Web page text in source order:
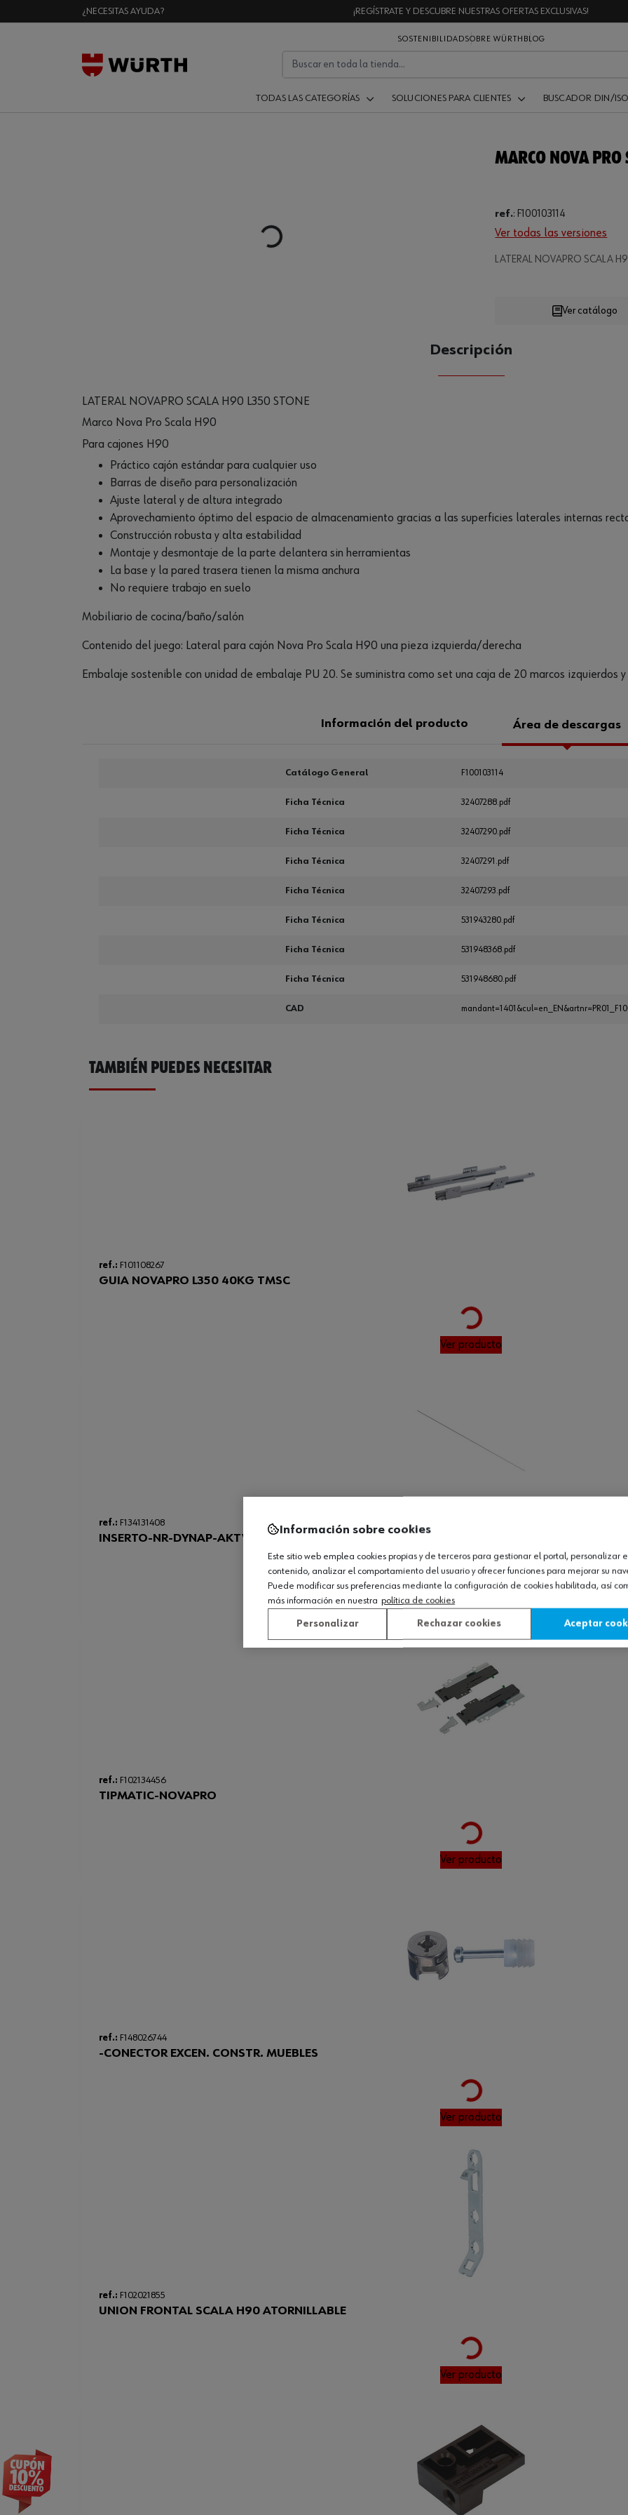
¿NECESITAS AYUDA? ¡REGÍSTRATE Y DESCUBRE NUESTRAS OFERTAS EXCLUSIVAS!
SOSTENIBILIDADSOBRE WÜRTH BLOG
TODAS LAS CATEGORÍAS SOLUCIONES PARA CLIENTES BUSCADOR DIN/ISO
Loading...
MARCO NOVA PRO
ref.: F100103114
Ver todas las versiones
LATERAL NOVAPRO SCALA
Loading...
CANTIDAD
Ver catálogo
Descripción
LATERAL NOVAPRO SCALA H90 L350 STONE
Marco Nova Pro Scala H90
Para cajones H90
Práctico cajón estándar para cualquier uso
Barras de diseño para personalización
Ajuste lateral y de altura integrado
Aprovechamiento óptimo del espacio de almacenamiento gracias a las superficies laterales internas
Construcción robusta y alta estabilidad
Montaje y desmontaje de la parte delantera sin herramientas
La base y la pared trasera tienen la misma anchura
No requiere trabajo en suelo
Mobiliario de cocina/baño/salón
Contenido del juego: Lateral para cajón Nova Pro Scala H90 una pieza izquierda/derecha
Embalaje sostenible con unidad de embalaje PU 20. Se suministra como set una caja de 20 marcos izquierdos
Información del producto Área de descargas
Catálogo General F100103114
Ficha Técnica 32407288.pdf
Ficha Técnica 32407290.pdf
Ficha Técnica 32407291.pdf
Ficha Técnica 32407293.pdf
Ficha Técnica 531943280.pdf
Ficha Técnica 531948368.pdf
Ficha Técnica 531948680.pdf
CAD
TAMBIÉN PUEDES NECESITAR
ref.: F101108267
GUIA NOVAPRO L350 40KG TMSC
Ver producto
ref.: F134131408
INSERTO-NR-DYNAP-AKTVATOR-1952MM Loading...
Ver producto
ref.: F102134456
TIPMATIC-NOVAPRO
Ver producto
ref.: F148026744
-CONECTOR EXCEN. CONSTR. MUEBLES
Ver producto
ref.: F102021855
UNION FRONTAL SCALA H90 ATORNILLABLE
Ver producto
Información sobre cookies
Este sitio web emplea cookies propias y de terceros para gestionar el portal, personalizar
contenido, analizar el comportamiento del usuario y ofrecer funciones para mejorar su
Puede modificar sus preferencias mediante la configuración de cookies habilitada, así
más información en nuestra política de cookies
Personalizar Rechazar cookies Aceptar